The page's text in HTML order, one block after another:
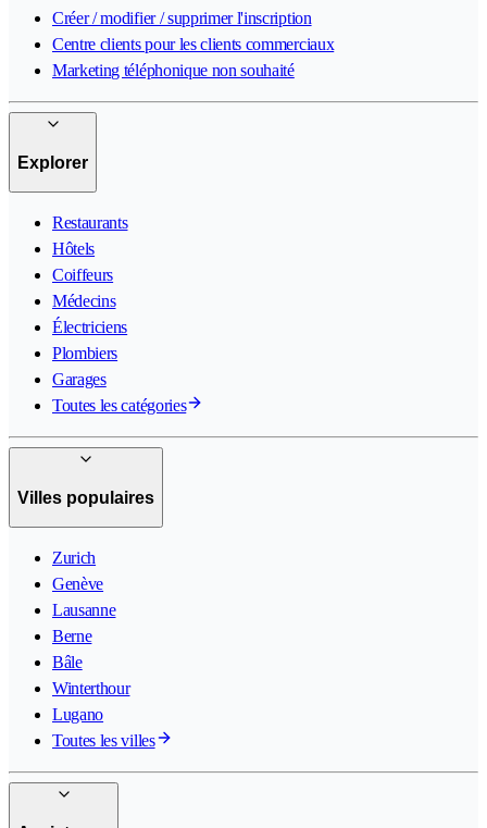
Créer / modifier / supprimer l'inscription
Centre clients pour les clients commerciaux
Marketing téléphonique non souhaité
Explorer
Restaurants
Hôtels
Coiffeurs
Médecins
Électriciens
Plombiers
Garages
Toutes les catégories
Villes populaires
Zurich
Genève
Lausanne
Berne
Bâle
Winterthour
Lugano
Toutes les villes